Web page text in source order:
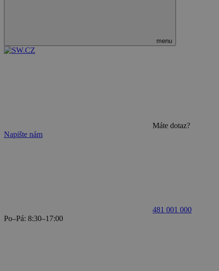
menu
Máte dotaz?
Napište nám
481 001 000
Po–Pá: 8:30–17:00